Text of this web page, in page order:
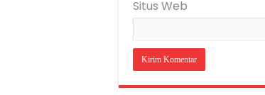
Situs Web